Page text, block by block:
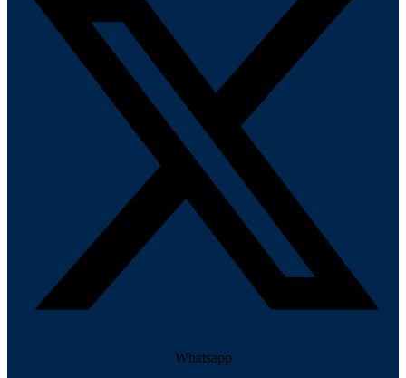
Whatsapp